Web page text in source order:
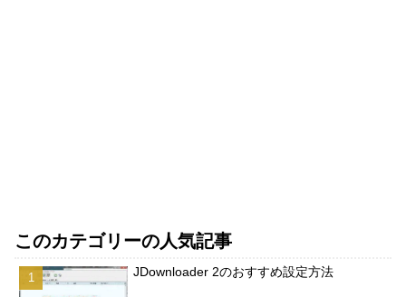
このカテゴリーの人気記事
JDownloader 2のおすすめ設定方法